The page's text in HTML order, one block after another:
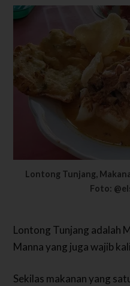
Lontong Tunjang,
Foto:
Lontong Tunjang adalah
Manna yang juga wajib
Sekilas makanan yang